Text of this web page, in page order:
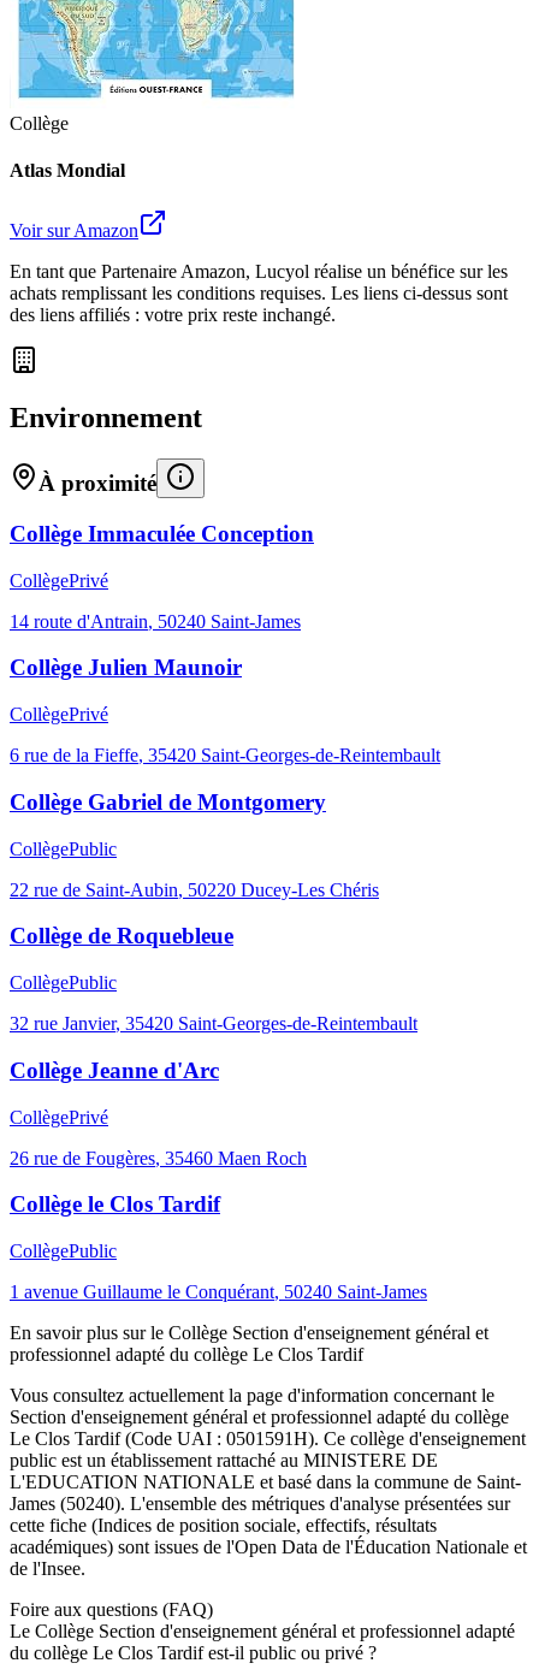
Collège
Atlas Mondial
Voir sur Amazon
En tant que Partenaire Amazon, Lucyol réalise un bénéfice sur les
achats remplissant les conditions requises. Les liens ci-dessus sont
des liens affiliés : votre prix reste inchangé.
Environnement
À proximité
Collège Immaculée Conception
CollègePrivé
14 route d'Antrain, 50240 Saint-James
Collège Julien Maunoir
CollègePrivé
6 rue de la Fieffe, 35420 Saint-Georges-de-Reintembault
Collège Gabriel de Montgomery
CollègePublic
22 rue de Saint-Aubin, 50220 Ducey-Les Chéris
Collège de Roquebleue
CollègePublic
32 rue Janvier, 35420 Saint-Georges-de-Reintembault
Collège Jeanne d'Arc
CollègePrivé
26 rue de Fougères, 35460 Maen Roch
Collège le Clos Tardif
CollègePublic
1 avenue Guillaume le Conquérant, 50240 Saint-James
En savoir plus sur le Collège Section d'enseignement général et
professionnel adapté du collège Le Clos Tardif
Vous consultez actuellement la page d'information concernant le
Section d'enseignement général et professionnel adapté du collège
Le Clos Tardif(Code UAI : 0501591H). Ce collège d'enseignement
public est un établissement rattaché au MINISTERE DE
L'EDUCATION NATIONALE et basé dans la commune de Saint-
James (50240). L'ensemble des métriques d'analyse présentées sur
cette fiche (Indices de position sociale, effectifs, résultats
académiques) sont issues de l'Open Data de l'Éducation Nationale et
de l'Insee.
Foire aux questions (FAQ)
Le Collège Section d'enseignement général et professionnel adapté
du collège Le Clos Tardif est-il public ou privé ?